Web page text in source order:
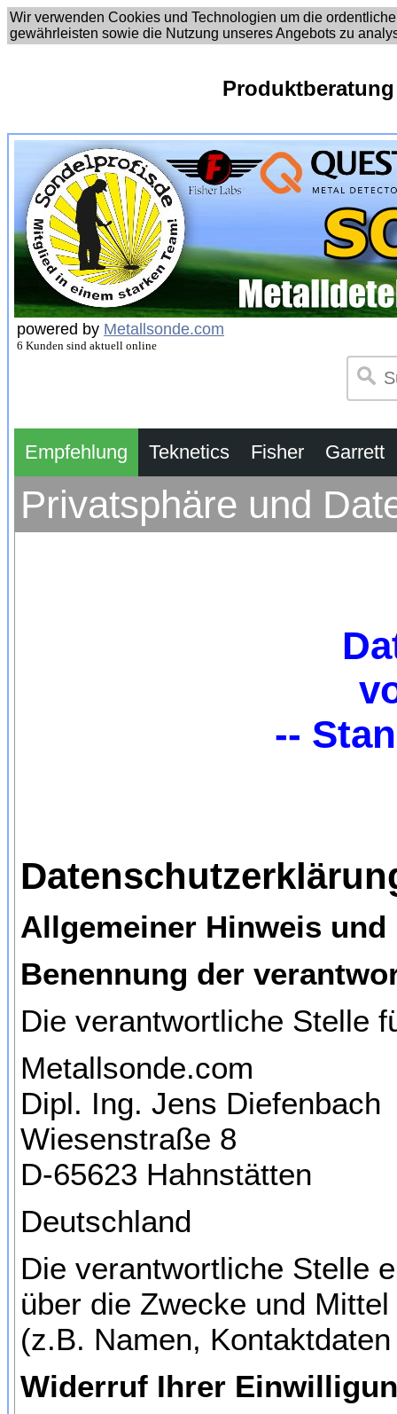
Wir verwenden Cookies und Technologien um die
gewährleisten sowie die Nutzung unseres Angebots zu
powered by Metallsonde.com
6 Kunden sind aktuell online
Empfehlung Teknetics Fisher Garrett
Privatsphäre und
--
Allgemeiner Hinweis
Benennung der
Die verantwortliche Stelle
Metallsonde.com
Dipl. Ing. Jens Diefenbach
Wiesenstraße 8
D-65623 Hahnstätten
Deutschland
Die verantwortliche Stelle
über die Zwecke und
(z.B. Namen,
Widerruf Ihrer